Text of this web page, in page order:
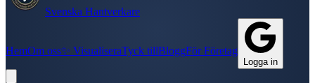
Svenska Hantverkare
HemOm oss✨ VisualiseraTyck tillBloggFör Företag
Logga in